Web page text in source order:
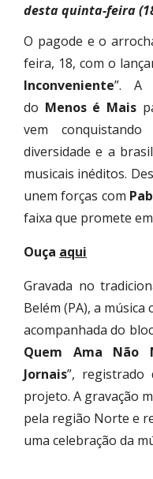
desta quinta-feira
O pagode e o
feira, 18, com o
Inconveniente”. A
do Menos é Mais
vem
diversidade e a
musicais inéditos.
unem forças com
faixa que promete
Ouça aqui
Gravada no
Belém (PA), a
acompanhada do
Quem Ama Não
Jornais”, registrado
projeto. A gravação
pela região Norte e
uma celebração da